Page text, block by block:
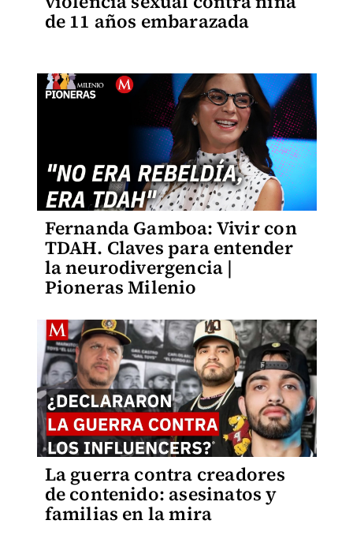
de 11 años embarazada
Fernanda Gamboa: Vivir con
TDAH. Claves para entender
la neurodivergencia |
Pioneras Milenio
La guerra contra creadores
de contenido: asesinatos y
familias en la mira